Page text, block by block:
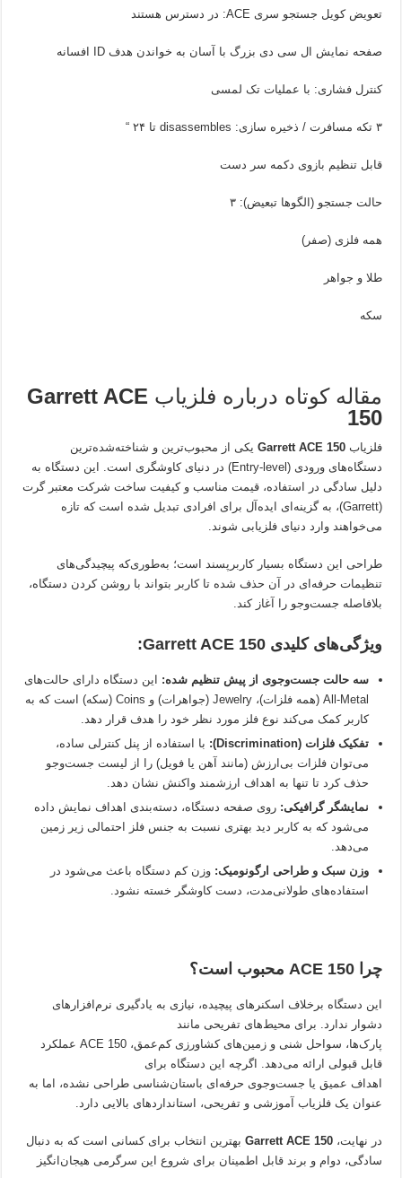
تعویض کویل جستجو سری ACE
: در دسترس هستند
صفحه نمایش ال سی دی بزرگ با آسان به خواندن هدف ID افسانه
کنترل فشاری: با عملیات تک لمسی
۳ تکه مسافرت / ذخیره سازی: disassembles تا ۲۴ “
قابل تنظیم بازوی دکمه سر دست
حالت جستجو (الگوها تبعیض): ۳
همه فلزی (صفر)
طلا و جواهر
سکه
مقاله کوتاه درباره فلزیاب Garrett ACE
150
فلزیابGarrett ACE 150 یکی از محبوب‌ترین و شناخته‌شده‌ترین
دستگاه‌های ورودی (Entry-level) در دنیای کاوشگری است. این دستگاه به
دلیل سادگی در استفاده، قیمت مناسب و کیفیت ساخت شرکت معتبر گرت
(Garrett)، به گزینه‌ای ایده‌آل برای افرادی تبدیل شده است که تازه
می‌خواهند وارد دنیای فلزیابی شوند.
طراحی این دستگاه بسیار کاربرپسند است؛ به‌طوری‌که پیچیدگی‌های
تنظیمات حرفه‌ای در آن حذف شده تا کاربر بتواند با روشن کردن دستگاه،
بلافاصله جست‌وجو را آغاز کند.
ویژگی‌های کلیدی Garrett ACE 150:
سه حالت جست‌وجوی از پیش تنظیم شده: این دستگاه دارای حالت‌های
All-Metal (همه فلزات)، Jewelry (جواهرات) و Coins (سکه) است که به
کاربر کمک می‌کند نوع فلز مورد نظر خود را هدف قرار دهد.
تفکیک فلزات (Discrimination):
با استفاده از پنل کنترلی ساده،
می‌توان فلزات بی‌ارزش (مانند آهن یا فویل) را از لیست جست‌وجو
حذف کرد تا تنها به اهداف ارزشمند واکنش نشان دهد.
نمایشگر گرافیکی: روی صفحه دستگاه، دسته‌بندی اهداف نمایش داده
می‌شود که به کاربر دید بهتری نسبت به جنس فلز احتمالی زیر زمین
می‌دهد.
وزن سبک و طراحی ارگونومیک: وزن کم دستگاه باعث می‌شود در
استفاده‌های طولانی‌مدت، دست کاوشگر خسته نشود.
چرا ACE 150 محبوب است؟
این دستگاه برخلاف اسکنرهای پیچیده، نیازی به یادگیری نرم‌افزارهای
دشوار ندارد. برای محیط‌های تفریحی مانند
پارک‌ها، سواحل شنی و زمین‌های کشاورزی کم‌عمق، ACE 150 عملکرد
قابل قبولی ارائه می‌دهد. اگرچه این دستگاه برای
اهداف عمیق یا جست‌وجوی حرفه‌ای باستان‌شناسی طراحی نشده، اما به
عنوان یک فلزیاب آموزشی و تفریحی، استانداردهای بالایی دارد.
در نهایت،Garrett ACE 150 بهترین انتخاب برای کسانی است که به دنبال
سادگی، دوام و برند قابل اطمینان برای شروع این سرگرمی هیجان‌انگیز